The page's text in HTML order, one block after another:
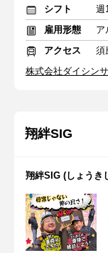
シフト
雇用形態
ア
アクセス
須
株式会社ダイシン
翔絆SIG
翔絆SIG (しょう